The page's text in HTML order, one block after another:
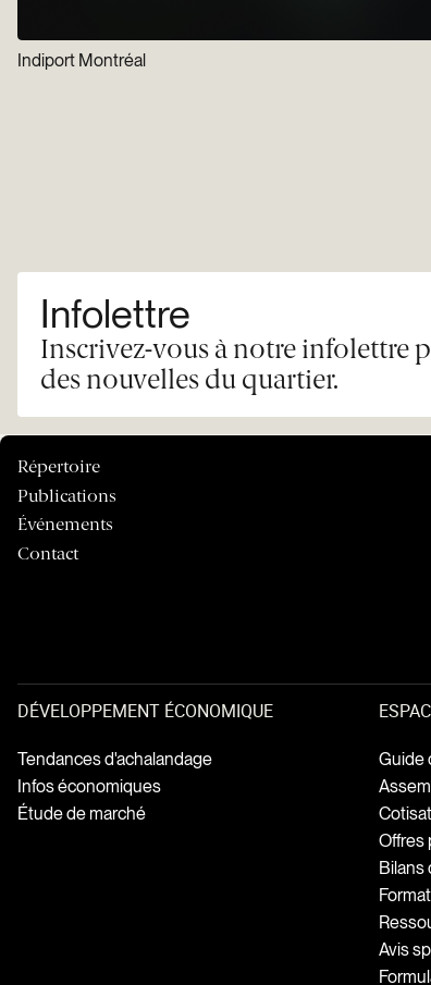
Indiport Montréal
Infolettre
Inscrivez-vous à notre infolettre
des nouvelles du quartier.
Répertoire
Publications
Événements
Contact
DÉVELOPPEMENT ÉCONOMIQUE
Tendances d'achalandage
Infos économiques
Étude de marché
Guide
Offres
Bilans
Avis